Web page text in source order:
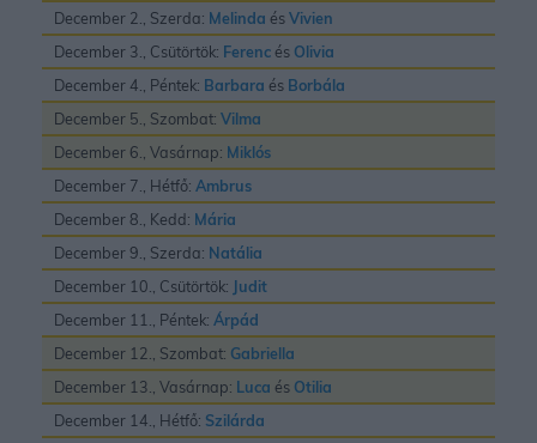
December 2., Szerda: Melinda ésVivien
December 3., Csütörtök: Ferenc és Olivia
December 4., Péntek: Barbara és Borbála
December 5., Szombat: Vilma
December 6., Vasárnap: Miklós
December 7., Hétfő: Ambrus
December 8., Kedd: Mária
December 9., Szerda: Natália
December 10., Csütörtök: Judit
December 11., Péntek: Árpád
December 12., Szombat: Gabriella
December 13., Vasárnap: Luca és Otilia
December 14., Hétfő: Szilárda